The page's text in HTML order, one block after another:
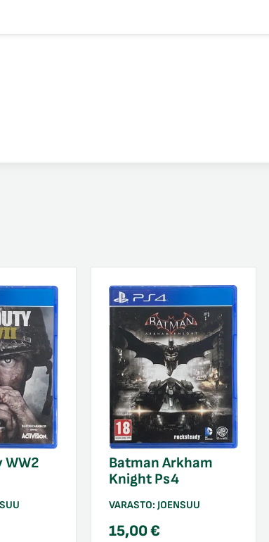
WW2
Batman Arkham
Knight Ps4
VARASTO: JOENSUU
15,00€